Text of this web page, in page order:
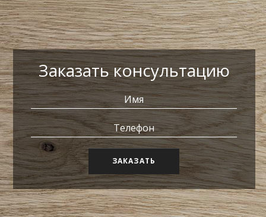
Заказать консультацию
ЗАКАЗАТЬ